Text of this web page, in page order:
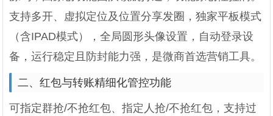
支持多开、虚拟定位及位置分享发圈，独家平板模式
（含IPAD模式），全局圆形头像设置，自动登录设
备，运行稳定且防封能力强，是微商首选营销工具。
二、红包与转账精细化管控功能
可指定群抢/不抢红包、指定人抢/不抢红包，支持过